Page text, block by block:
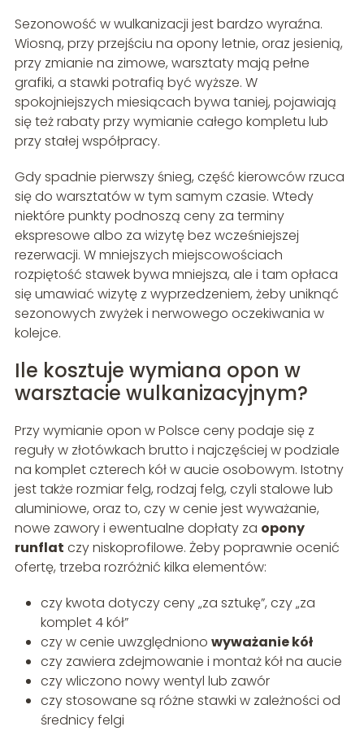
Sezonowość w wulkanizacji jest bardzo wyraźna.
Wiosną, przy przejściu na opony letnie, oraz jesienią,
przy zmianie na zimowe, warsztaty mają pełne
grafiki, a stawki potrafią być wyższe. W
spokojniejszych miesiącach bywa taniej, pojawiają
się też rabaty przy wymianie całego kompletu lub
przy stałej współpracy.
Gdy spadnie pierwszy śnieg, część kierowców rzuca
się do warsztatów w tym samym czasie. Wtedy
niektóre punkty podnoszą ceny za terminy
ekspresowe albo za wizytę bez wcześniejszej
rezerwacji. W mniejszych miejscowościach
rozpiętość stawek bywa mniejsza, ale i tam opłaca
się umawiać wizytę z wyprzedzeniem, żeby uniknąć
sezonowych zwyżek i nerwowego oczekiwania w
kolejce.
Ile kosztuje wymiana opon w
warsztacie wulkanizacyjnym?
Przy wymianie opon w Polsce ceny podaje się z
reguły w złotówkach brutto i najczęściej w podziale
na komplet czterech kół w aucie osobowym. Istotny
jest także rozmiar felg, rodzaj felg, czyli stalowe lub
aluminiowe, oraz to, czy w cenie jest wyważanie,
nowe zawory i ewentualne dopłaty za opony
runflat czy niskoprofilowe. Żeby poprawnie ocenić
ofertę, trzeba rozróżnić kilka elementów:
czy kwota dotyczy ceny „za sztukę”, czy „za
komplet 4 kół”
czy w cenie uwzględniono wyważanie kół
czy zawiera zdejmowanie i montaż kół na aucie
czy wliczono nowy wentyl lub zawór
czy stosowane są różne stawki w zależności od
średnicy felgi